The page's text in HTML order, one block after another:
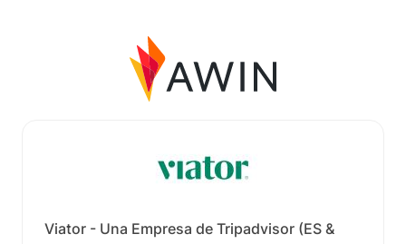
Viator - Una Empresa de Tripadvisor (ES &